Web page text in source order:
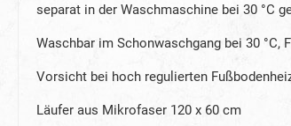
separat in der Waschmaschine bei 30 °C
Waschbar im Schonwaschgang bei 30
Vorsicht bei hoch regulierten
Läufer aus Mikrofaser 120 x 60 cm